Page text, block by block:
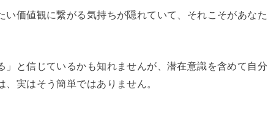
い価値観に繋がる気持ちが隠れていて、それこそがあなた
」と信じているかも知れませんが、潜在意識を含めて自分
実はそう簡単ではありません。